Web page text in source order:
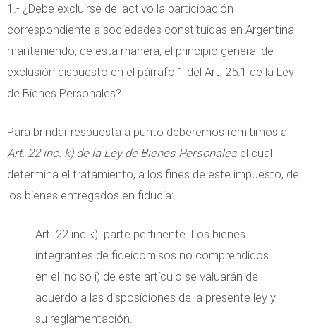
1.- ¿Debe excluirse del activo la participación
correspondiente a sociedades constituidas en Argentina
manteniendo, de esta manera, el principio general de
exclusión dispuesto en el párrafo 1 del Art. 25.1 de la Ley
de Bienes Personales?
Para brindar respuesta a punto deberemos remitirnos al
Art. 22 inc. k) de la Ley de Bienes Personales el cual
determina el tratamiento, a los fines de este impuesto, de
los bienes entregados en fiducia:
Art. 22 inc k). parte pertinente. Los bienes
integrantes de fideicomisos no comprendidos
en el inciso i) de este artículo se valuarán de
acuerdo a las disposiciones de la presente ley y
su reglamentación.